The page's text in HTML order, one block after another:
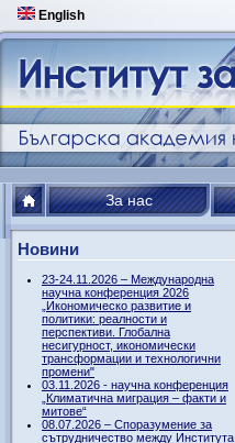
English
За нас
Новини
23-24.11.2026 – Международна
научна конференция 2026
„Икономическо развитие и
политики: реалности и
перспективи. Глобална
несигурност, икономически
трансформации и технологични
промени"
03.11.2026 - научна конференция
„Климатична миграция – факти и
митове“
08.07.2026 – Споразумение за
сътрудничество между Института